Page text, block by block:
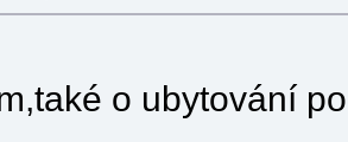
o ubytování